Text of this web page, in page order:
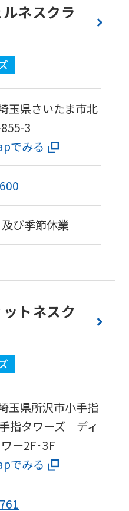
ネスクラ
玉県さいたま市北
3
でみる
び季節休業
トネスク
玉県所沢市小手指
指タワーズ ディ
ー2F･3F
でみる